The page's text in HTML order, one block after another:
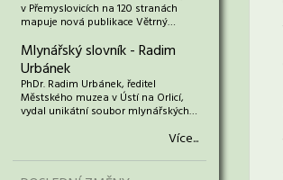
v Přemyslovicích na 120 stranách
mapuje nová publikace Větrný…
Mlynářský slovník - Radim
Urbánek
PhDr. Radim Urbánek, ředitel
Městského muzea v Ústí na Orlicí,
vydal unikátní soubor mlynářských…
Více...